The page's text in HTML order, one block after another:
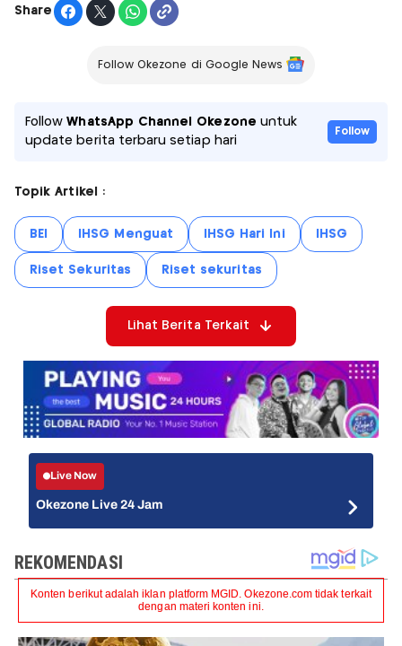
Share
Follow Okezone di Google News
FollowWhatsApp Channel Okezone untuk
update berita terbaru setiap hari
Follow
Topik Artikel :
BEI IHSG Menguat IHSG Hari Ini IHSG
Riset Sekuritas Riset sekuritas
Lihat Berita Terkait
Live Now
Okezone Live 24 Jam